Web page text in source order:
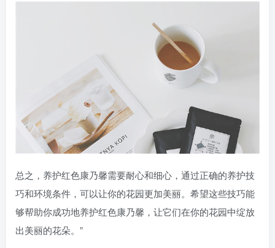
总之，养护红色康乃馨需要耐心和细心，通过正确的养护技
巧和环境条件，可以让你的花园更加美丽。希望这些技巧能
够帮助你成功地养护红色康乃馨，让它们在你的花园中绽放
出美丽的花朵。”